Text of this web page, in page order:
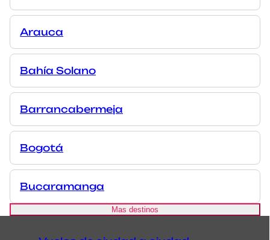
Arauca
Bahía Solano
Barrancabermeja
Bogotá
Bucaramanga
Mas destinos